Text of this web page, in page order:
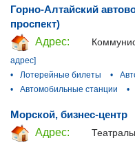
Горно-Алтайский
проспект)
Адрес:
адрес]
•
Лотерейные билеты •
•
Автомобильные станции •
Морской, бизнес-центр
Адрес: